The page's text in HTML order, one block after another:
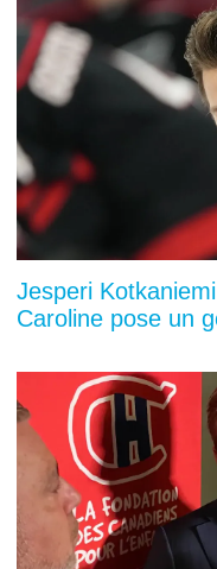
Jesperi
Caroline pose un